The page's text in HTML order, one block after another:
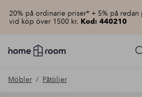
20% på ordinarie priser* + 5% på redan
vid köp över 1500 kr. Kod: 440210
Homeroom
–
hemmet
Möbler Fåtöljer